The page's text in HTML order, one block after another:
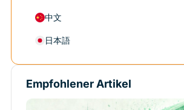
中文
日本語
Empfohlener Artikel